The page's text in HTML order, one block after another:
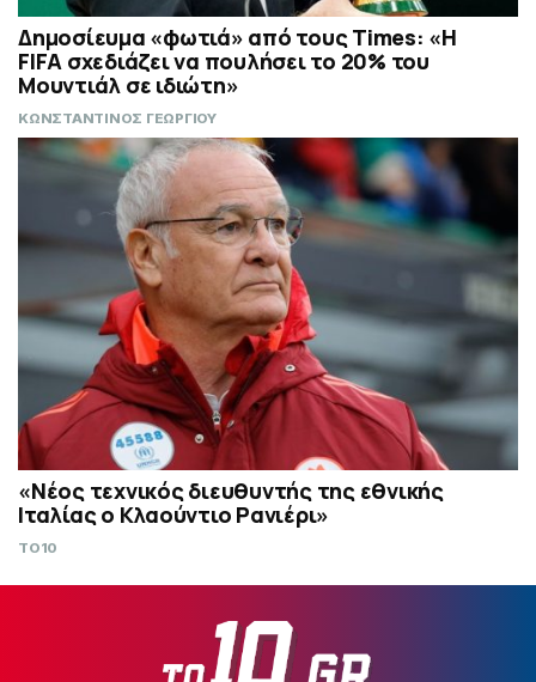
Δημοσίευμα «φωτιά» από τους Times: «Η
FIFA σχεδιάζει να πουλήσει το 20% του
Μουντιάλ σε ιδιώτη»
ΚΩΝΣΤΑΝΤΙΝΟΣ ΓΕΩΡΓΙΟΥ
«Νέος τεχνικός διευθυντής της εθνικής
Ιταλίας ο Κλαούντιο Ρανιέρι»
TO10